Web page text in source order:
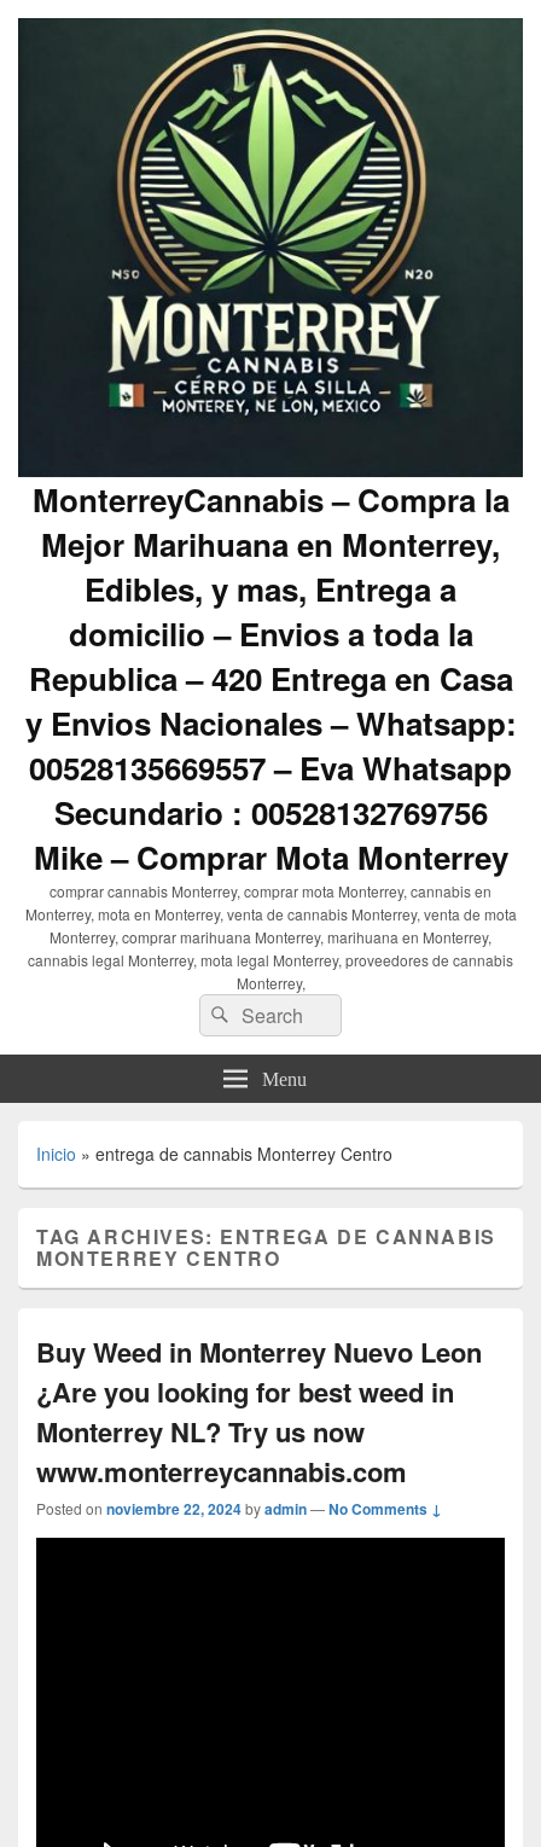
MonterreyCannabis – Compra la
Mejor Marihuana en Monterrey,
Edibles, y mas, Entrega a
domicilio – Envios a toda la
Republica – 420 Entrega en Casa
y Envios Nacionales – Whatsapp:
00528135669557 – Eva Whatsapp
Secundario : 00528132769756
Mike – Comprar Mota Monterrey
comprar cannabis Monterrey, comprar mota Monterrey, cannabis en
Monterrey, mota en Monterrey, venta de cannabis Monterrey, venta de mota
Monterrey, comprar marihuana Monterrey, marihuana en Monterrey,
cannabis legal Monterrey, mota legal Monterrey, proveedores de cannabis
Monterrey,
Search
for:
Search
Menu
Inicio » entrega de cannabis Monterrey Centro
TAG ARCHIVES: ENTREGA DE CANNABIS
MONTERREY CENTRO
Buy Weed in Monterrey Nuevo Leon
¿Are you looking for best weed in
Monterrey NL? Try us now
www.monterreycannabis.com
Posted on noviembre 22, 2024byadmin—No Comments ↓